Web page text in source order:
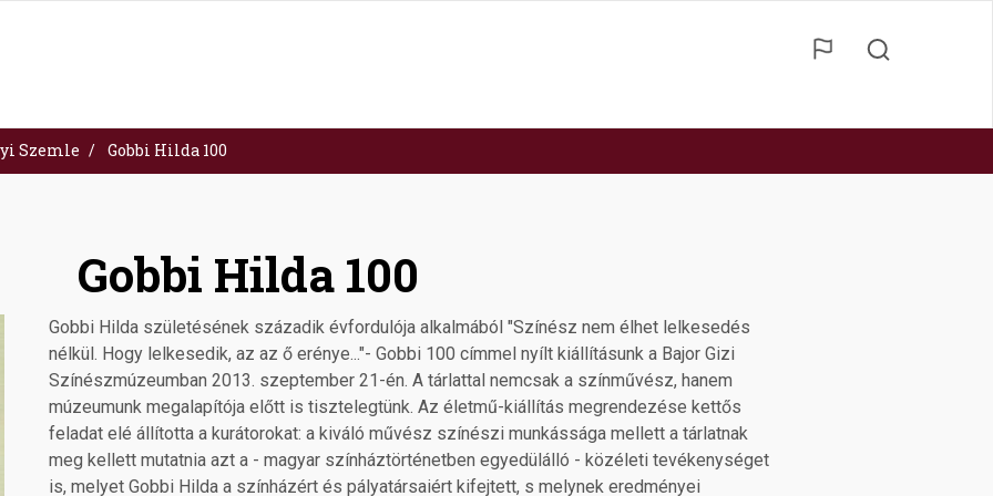
Szemle Gobbi Hilda 100
Gobbi Hilda 100
Gobbi Hilda születésének századik évfordulója alkalmából "Színész nem élhet lelkesedés
nélkül. Hogy lelkesedik, az az ő erénye..."- Gobbi 100 címmel nyílt kiállításunk a Bajor Gizi
Színészmúzeumban 2013. szeptember 21-én. A tárlattal nemcsak a színművész, hanem
múzeumunk megalapítója előtt is tisztelegtünk. Az életmű-kiállítás megrendezése kettős
feladat elé állította a kurátorokat: a kiváló művész színészi munkássága mellett a tárlatnak
meg kellett mutatnia azt a - magyar színháztörténetben egyedülálló - közéleti tevékenységet
is, melyet Gobbi Hilda a színházért és pályatársaiért kifejtett, s melynek eredményei